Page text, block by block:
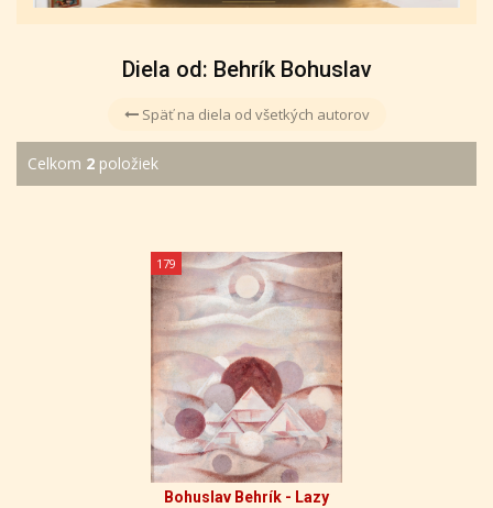
Diela od: Behrík Bohuslav
Späť na diela od všetkých autorov
Celkom 2 položiek
179
Bohuslav Behrík - Lazy